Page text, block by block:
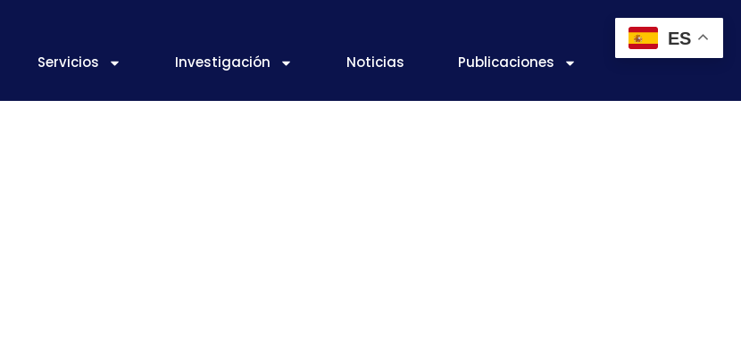
Servicios Investigación Noticias Publicaciones
ES